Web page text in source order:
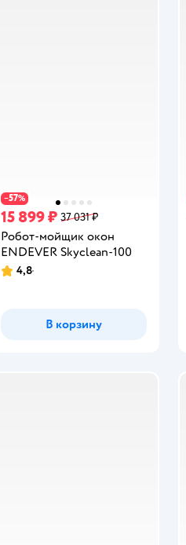
−57%
15 899 ₽ 37 031 ₽
Робот-мойщик окон
ENDEVER Skyclean-100
Рейтинг:
4,8
В корзину